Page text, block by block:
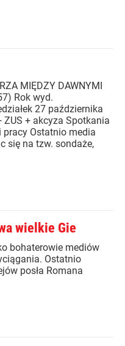
MIĘDZY DAWNYMI
Rok wyd.
27 października
ZUS + akcyza Spotkania
pracy Ostatnio media
się na tzw. sondaże,
wielkie Gie
bohaterowie mediów
Ostatnio
posła Romana